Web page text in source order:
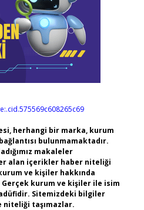
herhangi bir marka, kurum
bulunmamaktadır.
makaleler
alan içerikler haber niteliği
ve kişiler hakkında
Gerçek kurum ve kişiler ile isim
Sitemizdeki bilgiler
taşımazlar.